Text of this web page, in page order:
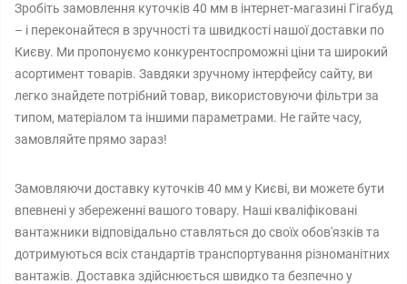
Зробіть замовлення куточків 40 мм в інтернет-магазині Гігабуд
– і переконайтеся в зручності та швидкості нашої доставки по
Києву. Ми пропонуємо конкурентоспроможні ціни та широкий
асортимент товарів. Завдяки зручному інтерфейсу сайту, ви
легко знайдете потрібний товар, використовуючи фільтри за
типом, матеріалом та іншими параметрами. Не гайте часу,
замовляйте прямо зараз!
Замовляючи доставку куточків 40 мм у Києві, ви можете бути
впевнені у збереженні вашого товару. Наші кваліфіковані
вантажники відповідально ставляться до своїх обов'язків та
дотримуються всіх стандартів транспортування різноманітних
вантажів. Доставка здійснюється швидко та безпечно у